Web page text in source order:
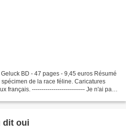
BD - 47 pages - 9,45 euros Résumé
de la race féline. Caricatures
français. --------------------------- Je n'ai pas
dit oui